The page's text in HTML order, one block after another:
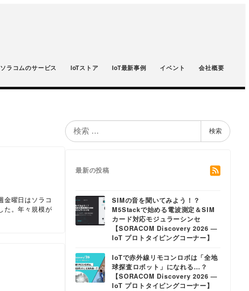
ソラコムのサービス IoTストア IoT最新事例 イベント 会社概要
金曜日はソラコ
た。年々規模が
検
索
検索
最新の投稿
SIMの音を聞いてみよう！？
M5Stackで始める電波測定＆SIM
カード対応モジュラーシンセ
【SORACOM Discovery 2026 ―
IoT プロトタイピングコーナー】
IoTで赤外線リモコンロボは「全地
球探査ロボット」になれる…？
【SORACOM Discovery 2026 ―
IoT プロトタイピングコーナー】